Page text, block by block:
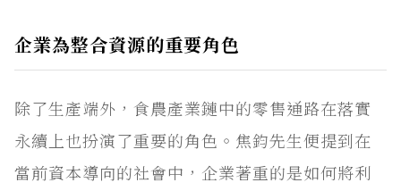
企業為整合資源的重要角色
除了生產端外，食農產業鏈中的零售通路在落實
永續上也扮演了重要的角色。焦鈞先生便提到在
當前資本導向的社會中，企業著重的是如何將利